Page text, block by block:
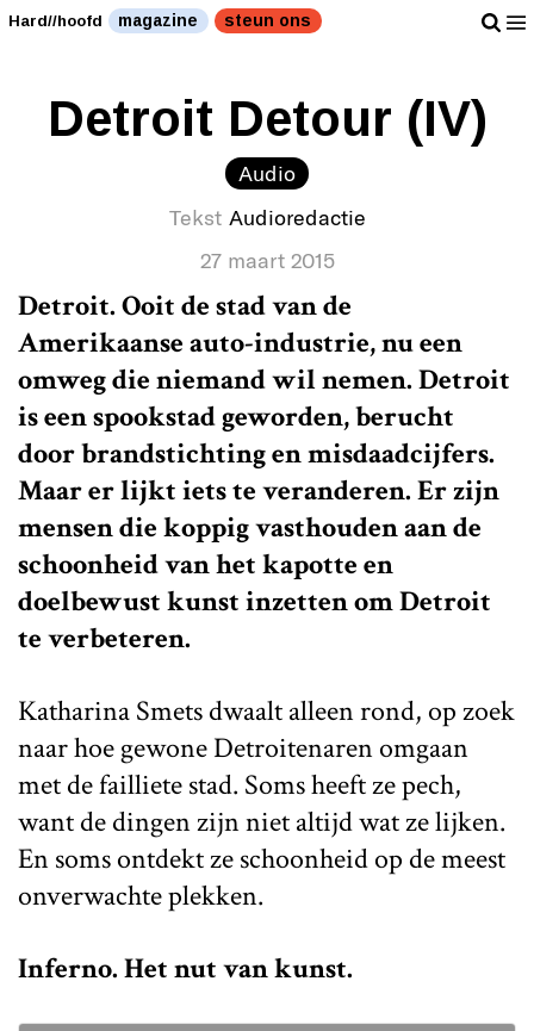
Hard//hoofd magazine steun ons
Detroit Detour (IV)
Audio
Tekst Audioredactie
27 maart 2015
Detroit. Ooit de stad van de
Amerikaanse auto-industrie, nu een
omweg die niemand wil nemen. Detroit
is een spookstad geworden, berucht
door brandstichting en misdaadcijfers.
Maar er lijkt iets te veranderen. Er zijn
mensen die koppig vasthouden aan de
schoonheid van het kapotte en
doelbewust kunst inzetten om Detroit
te verbeteren.
Katharina Smets dwaalt alleen rond, op zoek
naar hoe gewone Detroitenaren omgaan
met de failliete stad. Soms heeft ze pech,
want de dingen zijn niet altijd wat ze lijken.
En soms ontdekt ze schoonheid op de meest
onverwachte plekken.
Inferno. Het nut van kunst.